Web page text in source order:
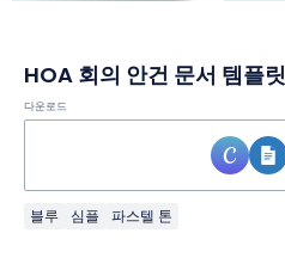
HOA 회의 안건 문서 템플릿
다운로드
블루 심플 파스텔 톤